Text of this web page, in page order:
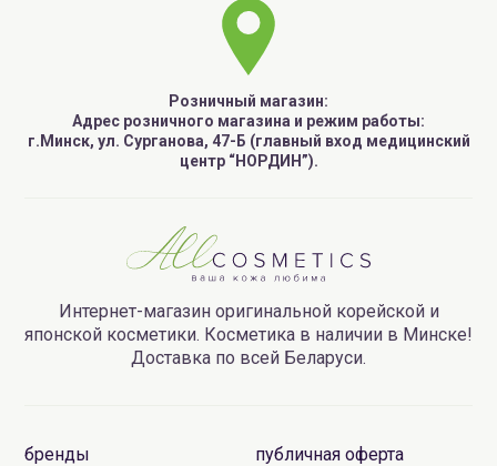
Розничный магазин:
Адрес розничного магазина и режим работы:
г.Минск, ул. Сурганова, 47-Б (главный вход медицинский
центр “НОРДИН”).
Интернет-магазин оригинальной корейской и
японской косметики. Косметика в наличии в Минске!
Доставка по всей Беларуси.
бренды
публичная оферта